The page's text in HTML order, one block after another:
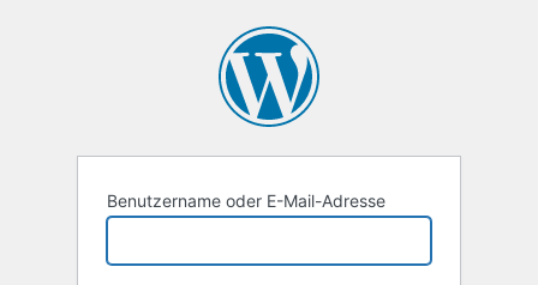
Benutzername oder E-Mail-Adresse